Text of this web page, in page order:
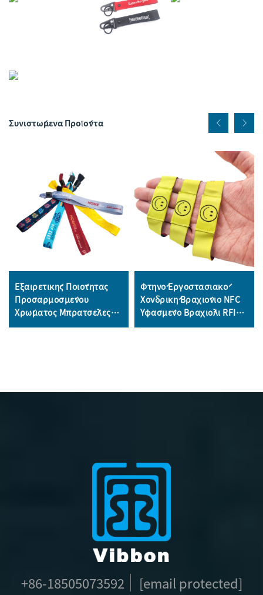
Συνιστώμενα Προϊόντα
Εξαιρετικής Ποιότητας
Προσαρμοσμένου
Χρώματος Μπρατσέλες
Από Ύφασμα Πολυεστέρα
Φτηνό Εργοστασιακό
Χονδρική Βραχιόνιο NFC
Υφασμένο Βραχιόλι RFID
Βραχιόνιο NFC Ετικέτα
+86-18505073592 [email protected]